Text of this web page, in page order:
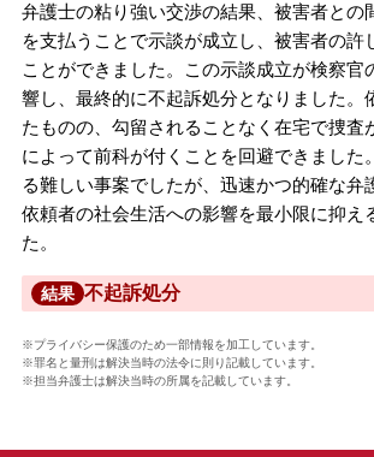
弁護士の粘り強い交渉の結果、被害者との
を支払うことで示談が成立し、被害者の許
ことができました。この示談成立が検察官
響し、最終的に不起訴処分となりました。
たものの、勾留されることなく在宅で捜査
によって前科が付くことを回避できました
る難しい事案でしたが、迅速かつ的確な弁
依頼者の社会生活への影響を最小限に抑え
た。
結果 不起訴処分
※プライバシー保護のため一部情報を加工しています。
※罪名と量刑は解決当時の法令に則り記載しています。
※担当弁護士は解決当時の所属を記載しています。